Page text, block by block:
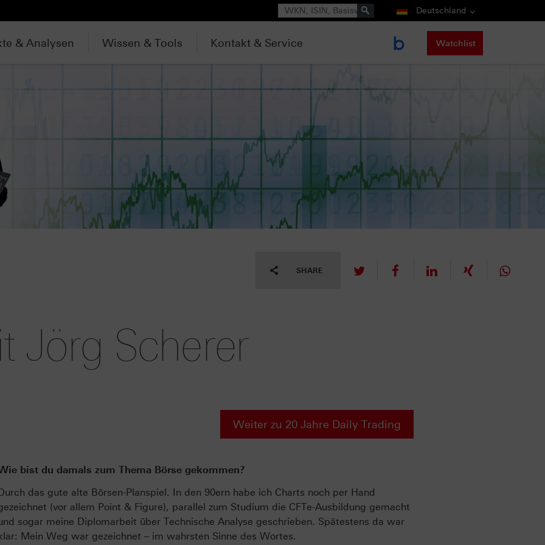
Suche Deutschland
& Analysen Wissen & Tools Kontakt & Service Watchlist
Jörg Scherer
SHARE tweet mitteilen
Weiter zu 20 Jahre Daily Trading
bist du damals zum Thema Börse gekommen?
das gute alte Börsen-Planspiel. In den 90ern habe ich Charts noch per Hand
(vor allem Point & Figure), parallel zum Studium die CFTe-Ausbildung gemacht
sogar meine Diplomarbeit über Technische Analyse geschrieben. Spätestens da war
Mein Weg war gezeichnet – im wahrsten Sinne des Wortes.